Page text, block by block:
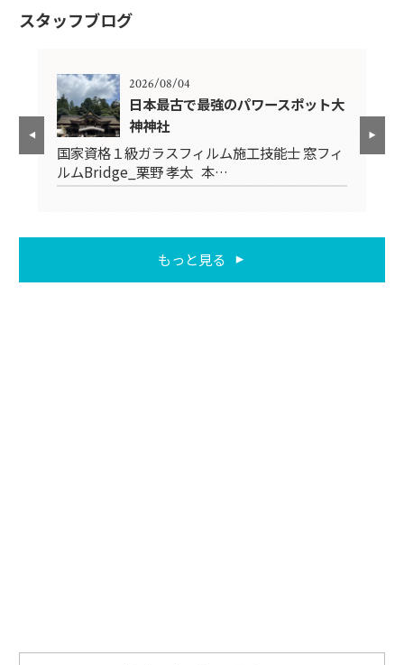
スタッフブログ
2026/08/04
日本最古で最強のパワースポット大
神神社
国家資格１級ガラスフィルム施工技能士 窓フィ
ルムBridge_栗野 孝太 本…
もっと見る